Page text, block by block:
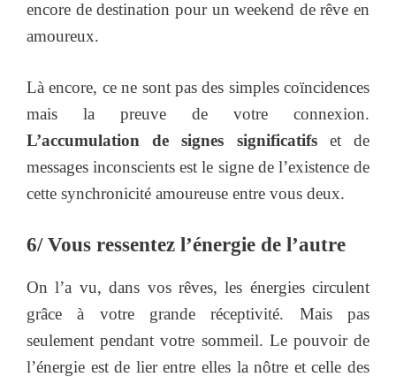
encore de destination pour un weekend de rêve en
amoureux.
Là encore, ce ne sont pas des simples coïncidences
mais la preuve de votre connexion.
L’accumulation de signes significatifset de
messages inconscients est le signe de l’existence de
cette synchronicité amoureuse entre vous deux.
6/ Vous ressentez l’énergie de l’autre
On l’a vu, dans vos rêves, les énergies circulent
grâce à votre grande réceptivité. Mais pas
seulement pendant votre sommeil. Le pouvoir de
l’énergie est de lier entre elles la nôtre et celle des